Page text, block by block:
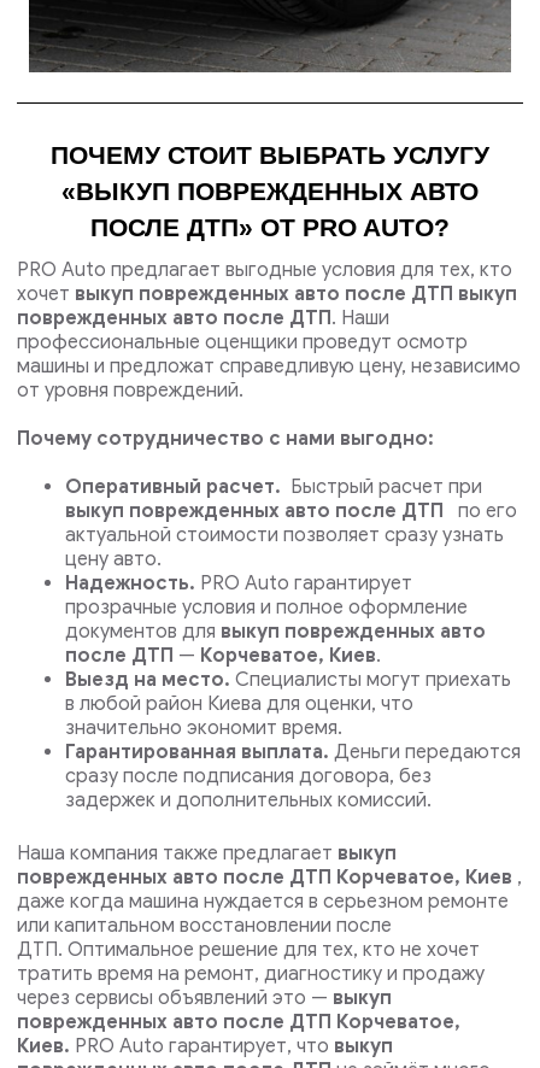
ПОЧЕМУ СТОИТ ВЫБРАТЬ УСЛУГУ
«ВЫКУП ПОВРЕЖДЕННЫХ АВТО
ПОСЛЕ ДТП» ОТ PRO AUTO?
PRO Auto предлагает выгодные условия для тех, кто
хочет выкуп поврежденных авто после ДТП выкуп
поврежденных авто после ДТП. Наши
профессиональные оценщики проведут осмотр
машины и предложат справедливую цену, независимо
от уровня повреждений.
Почему сотрудничество с нами выгодно:
Оперативный расчет. Быстрый расчет при
выкуп поврежденных авто после ДТП
по его
актуальной стоимости позволяет сразу узнать
цену авто.
Надежность. PRO Auto гарантирует
прозрачные условия и полное оформление
документов для выкуп поврежденных авто
после ДТП — Корчеватое, Киев.
Выезд на место. Специалисты могут приехать
в любой район Киева для оценки, что
значительно экономит время.
Гарантированная выплата. Деньги передаются
сразу после подписания договора, без
задержек и дополнительных комиссий.
Наша компания также предлагает выкуп
поврежденных авто после ДТП Корчеватое, Киев ,
даже когда машина нуждается в серьезном ремонте
или капитальном восстановлении после
ДТП.Оптимальное решение для тех, кто не хочет
тратить время на ремонт, диагностику и продажу
через сервисы объявлений это — выкуп
поврежденных авто после ДТП Корчеватое,
Киев. PRO Auto гарантирует, что выкуп